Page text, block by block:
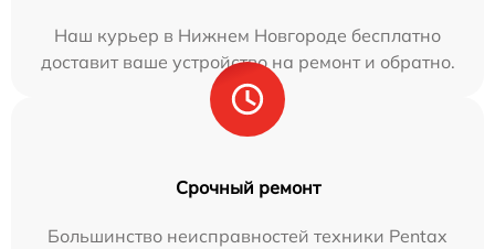
Наш курьер в Нижнем Новгороде бесплатно
доставит ваше устройство на ремонт и обратно.
Срочный ремонт
Большинство неисправностей техники Pentax